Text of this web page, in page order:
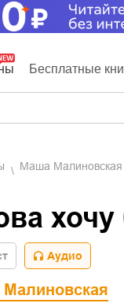
Бесплатные
Маша Малиновская
Аудио